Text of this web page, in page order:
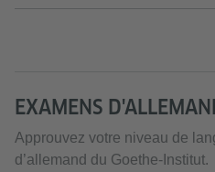
EXAMENS
Approuvez votre niveau de
d’allemand du Goethe-Institut.